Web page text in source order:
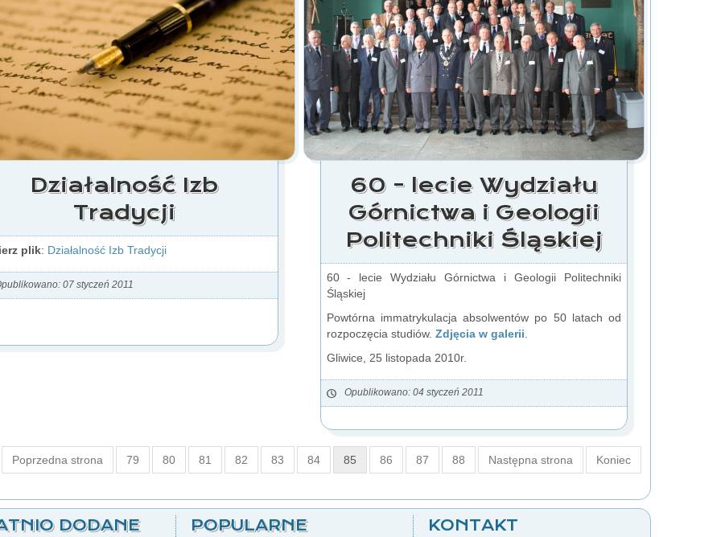
Działalność Izb
Tradycji
plik: Działalność Izb Tradycji
07 styczeń 2011
60 - lecie Wydziału
Górnictwa i Geologii
Politechniki Śląskiej
60 - lecie Wydziału Górnictwa i Geologii Politechniki
Śląskiej
Powtórna immatrykulacja absolwentów po 50 latach od
rozpoczęcia studiów. Zdjęcia w galerii.
Gliwice, 25 listopada 2010r.
Opublikowano: 04 styczeń 2011
Poprzedna strona 79 80 81 82 83 84 85 86 87 88 Następna strona Koniec
DODANE POPULARNE KONTAKT